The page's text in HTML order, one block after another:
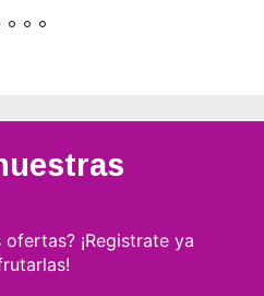
¡Registrate ya